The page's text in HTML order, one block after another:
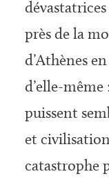
près de la
d’Athènes
d’elle-même
puissent
et
catastrophe